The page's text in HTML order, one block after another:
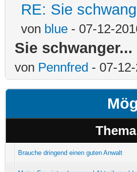
RE: Sie
von blue - 07-12-
Sie
von Pennfred - 07-
Thema
Brauche dringend einen guten Anwalt